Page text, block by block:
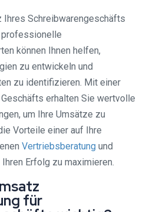
Ihres Schreibwarengeschäfts
können Ihnen helfen,
zu entwickeln und
zu identifizieren. Mit einer
erhalten Sie wertvolle
um Ihre Umsätze zu
Vorteile einer auf Ihre
Vertriebsberatung und
Erfolg zu maximieren.
für